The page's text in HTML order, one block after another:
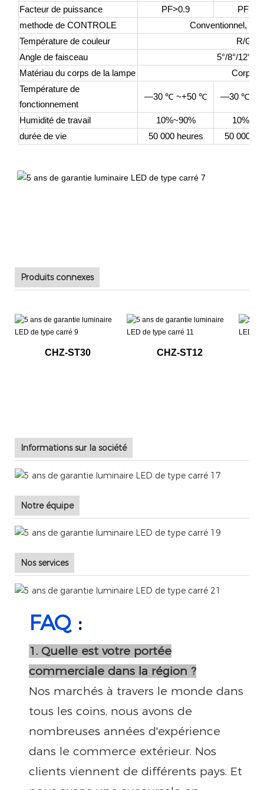
Facteur de puissance PF>0.9
methode de CONTROLE
Conventionnel,
Température de couleur
R/G/
Angle de faisceau
5°/8°/12°/
Matériau du corps de la lampe
Corps
Température de
fonctionnement
—30 ℃ ~+50 ℃ —30 ℃
Humidité de travail 10%~90%
durée de vie
50 000 heures 50 000
Produits connexes
CHZ-ST30 CHZ-ST12
Informations sur la société
Notre équipe
Nos services
FAQ :
1. Quelle est votre portée
commerciale dans la région ?
Nos marchés à travers le monde dans
tous les coins, nous avons de
nombreuses années d'expérience
dans le commerce extérieur. Nos
clients viennent de différents pays. Et